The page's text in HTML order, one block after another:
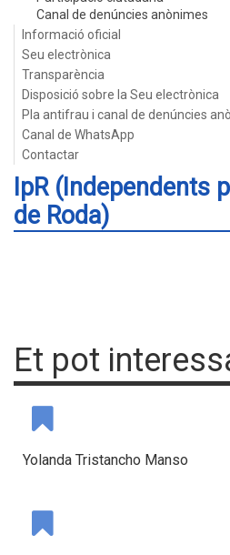
Canal de denúncies anònimes
Informació oficial
Seu electrònica
Transparència
Disposició sobre la Seu electrònica
Pla antifrau i canal de denúncies
Canal de WhatsApp
Contactar
IpR (Independents
de Roda)
Et pot
Yolanda Tristancho Manso